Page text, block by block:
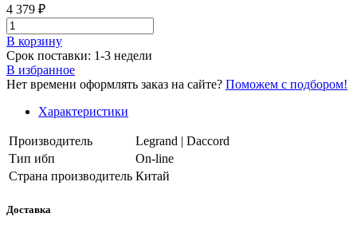
4 379 ₽
В корзинy
Срок поставки: 1-3 недели
В избранное
Нет времени оформлять заказ на сайте? Поможем с подбором!
Характеристики
Производитель
Legrand | Daccord
Тип ибп
On-line
Страна производитель Китай
Доставка